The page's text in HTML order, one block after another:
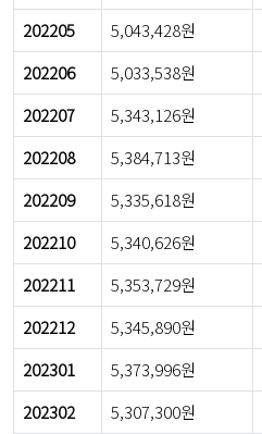
202205
5,043,428원
202206
5,033,538원
202207
5,343,126원
202208
5,384,713원
202209
5,335,618원
202210
5,340,626원
202211
5,353,729원
202212
5,345,890원
202301
5,373,996원
202302
5,307,300원